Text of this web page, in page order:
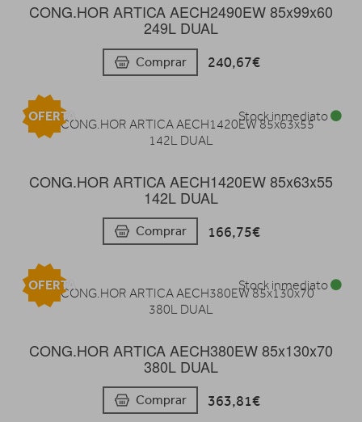
CONG.HOR ARTICA AECH2490EW 85x99x60
249L DUAL
Comprar 240,67€
CONG.HOR ARTICA AECH1420EW 85x63x55
142L DUAL
Comprar 166,75€
Stock inmediato
OFERTA
CONG.HOR ARTICA AECH380EW 85x130x70
380L DUAL
Comprar 363,81€
Stock inmediato
OFERTA